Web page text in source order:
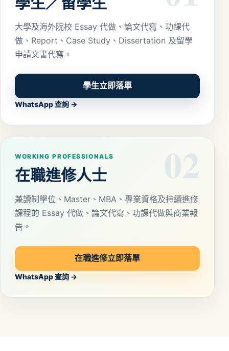
大學及海外院校 Essay 代做、論文代寫、功課代
做、Report、Case Study、Dissertation 及留學
申請文書代寫。
學生立即落單
WhatsApp 查詢 →
02
WORKING PROFESSIONALS
在職進修人士
兼讀制學位、Master、MBA、專業資格及持續進修
課程的 Essay 代做、論文代寫、功課代做與商業報
告。
在職進修立即落單
WhatsApp 查詢 →